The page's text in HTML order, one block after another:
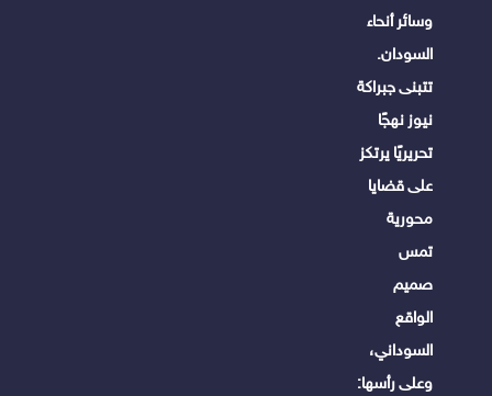
وسائر أنحاء
السودان.
تتبنى جبراكة
نيوز نهجًا
تحريريًا يرتكز
على قضايا
محورية
تمس
صميم
الواقع
السوداني،
وعلى رأسها: